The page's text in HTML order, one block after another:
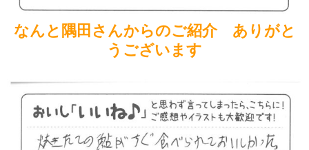
なんと隅田さんからのご紹介 ありがと
うございます